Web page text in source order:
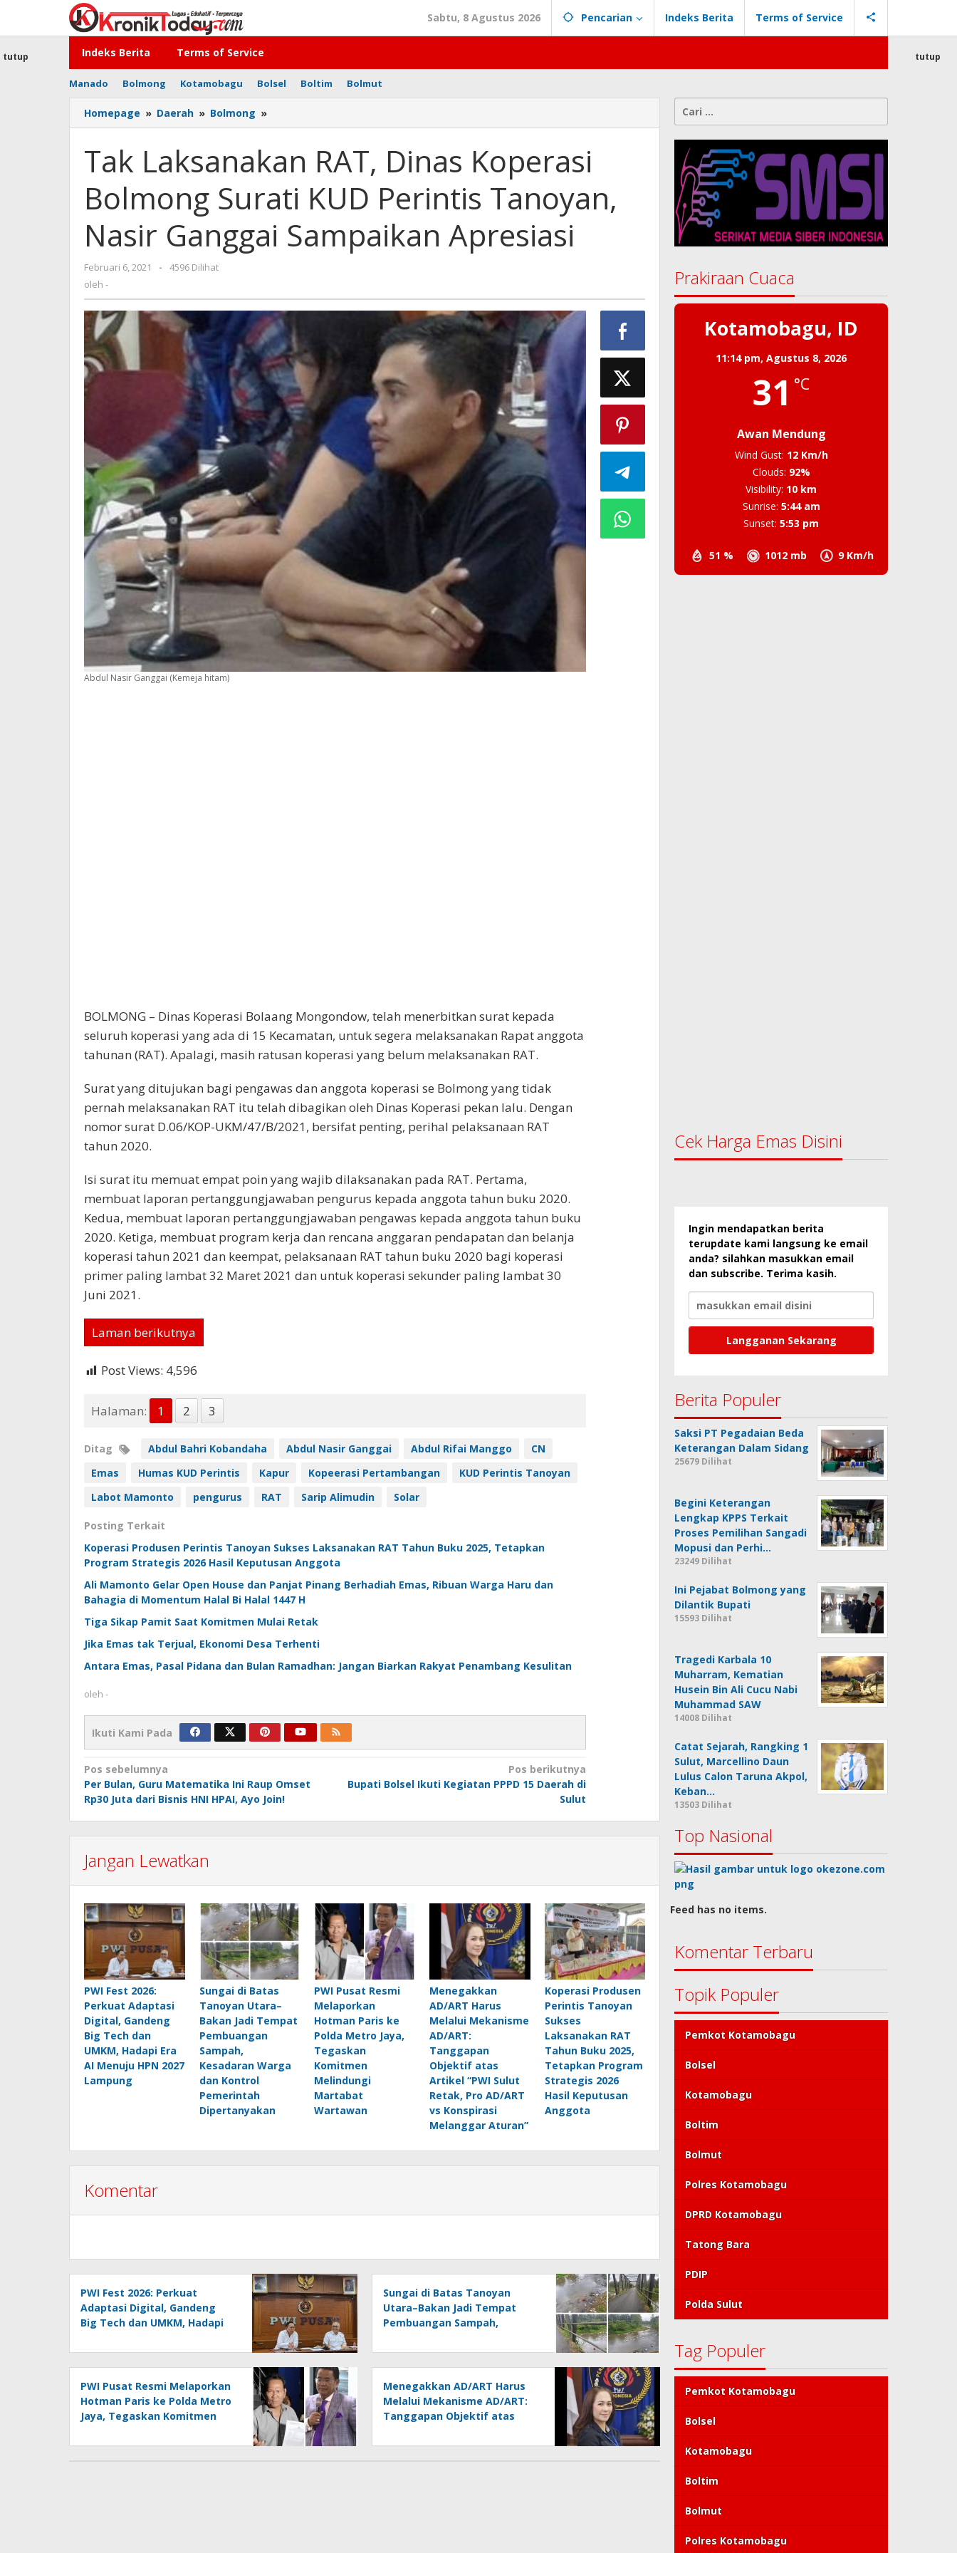
konten
Sabtu, 8 Agustus 2026 Pencarian Indeks Berita Terms of Service
Indeks Berita Terms of Service
Manado Bolmong Kotamobagu Bolsel Boltim Bolmut
tutup tutup
Homepage » Daerah » Bolmong »
Laksanakan
Dinas
Koperasi
Bolmong
Surati
Perintis
Tanoyan,
Apresiasi
Tak Laksanakan RAT, Dinas Koperasi
Bolmong Surati KUD Perintis Tanoyan,
Nasir Ganggai Sampaikan Apresiasi
Februari 6, 2021
oleh
-
4596 Dilihat
oleh -
Abdul Nasir Ganggai (Kemeja hitam)
BOLMONG – Dinas Koperasi Bolaang Mongondow, telah menerbitkan surat kepada
seluruh koperasi yang ada di 15 Kecamatan, untuk segera melaksanakan Rapat anggota
tahunan (RAT). Apalagi, masih ratusan koperasi yang belum melaksanakan RAT.
Surat yang ditujukan bagi pengawas dan anggota koperasi se Bolmong yang tidak
pernah melaksanakan RAT itu telah dibagikan oleh Dinas Koperasi pekan lalu. Dengan
nomor surat D.06/KOP-UKM/47/B/2021, bersifat penting, perihal pelaksanaan RAT
tahun 2020.
Isi surat itu memuat empat poin yang wajib dilaksanakan pada RAT. Pertama,
membuat laporan pertanggungjawaban pengurus kepada anggota tahun buku 2020.
Kedua, membuat laporan pertanggungjawaban pengawas kepada anggota tahun buku
2020. Ketiga, membuat program kerja dan rencana anggaran pendapatan dan belanja
koperasi tahun 2021 dan keempat, pelaksanaan RAT tahun buku 2020 bagi koperasi
primer paling lambat 32 Maret 2021 dan untuk koperasi sekunder paling lambat 30
Juni 2021.
Laman berikutnya
Post Views: 4,596
Halaman: 1 2 3
Ditag Abdul Bahri Kobandaha Abdul Nasir Ganggai Abdul Rifai Manggo
CN
Emas
Humas KUD Perintis Kapur Kopeerasi Pertambangan
KUD Perintis Tanoyan
Labot Mamonto
pengurus RAT Sarip Alimudin Solar
Posting Terkait
Koperasi Produsen Perintis Tanoyan Sukses Laksanakan RAT Tahun Buku 2025, Tetapkan
Program Strategis 2026 Hasil Keputusan Anggota
Ali Mamonto Gelar Open House dan Panjat Pinang Berhadiah Emas, Ribuan Warga Haru dan
Bahagia di Momentum Halal Bi Halal 1447 H
Tiga Sikap Pamit Saat Komitmen Mulai Retak
Jika Emas tak Terjual, Ekonomi Desa Terhenti
Antara Emas, Pasal Pidana dan Bulan Ramadhan: Jangan Biarkan Rakyat Penambang Kesulitan
oleh -
Ikuti Kami Pada
Navigasi
pos
Pos sebelumnya
Per Bulan, Guru Matematika Ini Raup Omset
Rp30 Juta dari Bisnis HNI HPAI, Ayo Join!
Pos berikutnya
Bupati Bolsel Ikuti Kegiatan PPPD 15 Daerah di
Sulut
Jangan Lewatkan
PWI Fest 2026:
Perkuat Adaptasi
Digital, Gandeng
Big Tech dan
UMKM, Hadapi Era
AI Menuju HPN 2027
Lampung
Sungai di Batas
Tanoyan Utara–
Bakan Jadi Tempat
Pembuangan
Sampah,
Kesadaran Warga
dan Kontrol
Pemerintah
Dipertanyakan
PWI Pusat Resmi
Melaporkan
Hotman Paris ke
Polda Metro Jaya,
Tegaskan
Komitmen
Melindungi
Martabat
Wartawan
Menegakkan
AD/ART Harus
Melalui Mekanisme
AD/ART:
Tanggapan
Objektif atas
Artikel “PWI Sulut
Retak, Pro AD/ART
vs Konspirasi
Melanggar Aturan”
Koperasi Produsen
Perintis Tanoyan
Sukses
Laksanakan RAT
Tahun Buku 2025,
Tetapkan Program
Strategis 2026
Hasil Keputusan
Anggota
Komentar
PWI Fest 2026: Perkuat
Adaptasi Digital, Gandeng
Big Tech dan UMKM, Hadapi
Lampung
Sungai di Batas Tanoyan
Utara–Bakan Jadi Tempat
Pembuangan Sampah,
Kontrol Pemerintah
Dipertanyakan
PWI Pusat Resmi Melaporkan
Hotman Paris ke Polda Metro
Jaya, Tegaskan Komitmen
Wartawan
Menegakkan AD/ART Harus
Melalui Mekanisme AD/ART:
Tanggapan Objektif atas
AD/ART vs Konspirasi
Cari
untuk:
Prakiraan Cuaca
Kotamobagu, ID
11:14 pm,Agustus 8, 2026
31 °C
Awan Mendung
51 % 1012 mb 9 Km/h
Wind Gust: 12 Km/h
Clouds: 92%
Visibility: 10 km
Sunrise: 5:44 am
Sunset: 5:53 pm
Cek Harga Emas Disini
Ingin mendapatkan berita
terupdate kami langsung ke email
anda? silahkan masukkan email
dan subscribe. Terima kasih.
Berita Populer
Saksi PT Pegadaian Beda
Keterangan Dalam Sidang
25679 Dilihat
Begini Keterangan
Lengkap KPPS Terkait
Proses Pemilihan Sangadi
Mopusi dan Perhi…
23249 Dilihat
Ini Pejabat Bolmong yang
Dilantik Bupati
15593 Dilihat
Tragedi Karbala 10
Muharram, Kematian
Husein Bin Ali Cucu Nabi
Muhammad SAW
14008 Dilihat
Catat Sejarah, Rangking 1
Sulut, Marcellino Daun
Lulus Calon Taruna Akpol,
Keban…
13503 Dilihat
Top Nasional
Feed has no items.
Komentar Terbaru
Topik Populer
Pemkot Kotamobagu
Bolsel
Kotamobagu
Boltim
Bolmut
Polres Kotamobagu
DPRD Kotamobagu
Tatong Bara
PDIP
Polda Sulut
Tag Populer
Pemkot Kotamobagu
Bolsel
Kotamobagu
Boltim
Bolmut
Polres Kotamobagu